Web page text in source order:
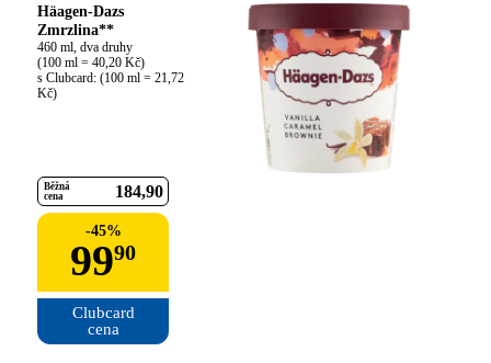
Häagen-Dazs
Zmrzlina**
460 ml, dva druhy
(100 ml = 40,20 Kč)
s Clubcard: (100 ml = 21,72
Kč)
Běžná
cena
184 90
-45%
9990
Clubcard
cena